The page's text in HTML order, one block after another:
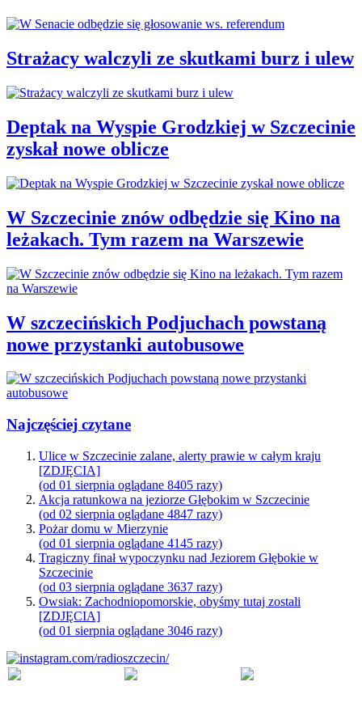
Strażacy walczyli ze skutkami burz i ulew
Deptak na Wyspie Grodzkiej w Szczecinie
zyskał nowe oblicze
W Szczecinie znów odbędzie się Kino na
leżakach. Tym razem na Warszewie
W szczecińskich Podjuchach powstaną
nowe przystanki autobusowe
Najczęściej czytane
Ulice w Szczecinie zalane, alerty prawie w całym kraju
[ZDJĘCIA]
(od 01 sierpnia oglądane 8405 razy)
Akcja ratunkowa na jeziorze Głębokim w Szczecinie
(od 02 sierpnia oglądane 4847 razy)
Pożar domu w Mierzynie
(od 01 sierpnia oglądane 4145 razy)
Tragiczny finał wypoczynku nad Jeziorem Głębokie w
Szczecinie
(od 03 sierpnia oglądane 3637 razy)
Owsiak: Zachodniopomorskie, obyśmy tutaj zostali
[ZDJĘCIA]
(od 01 sierpnia oglądane 3046 razy)